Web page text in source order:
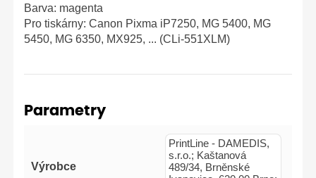
Barva: magenta
Pro tiskárny: Canon Pixma iP7250, MG 5400, MG
5450, MG 6350, MX925, ... (CLi-551XLM)
Parametry
Výrobce
PrintLine - DAMEDIS,
s.r.o.; Kaštanová
489/34, Brněnské